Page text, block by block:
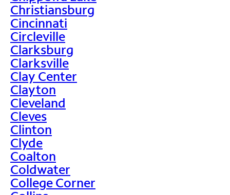
Christiansburg
Cincinnati
Circleville
Clarksburg
Clarksville
Clay Center
Clayton
Cleveland
Cleves
Clinton
Clyde
Coalton
Coldwater
College Corner